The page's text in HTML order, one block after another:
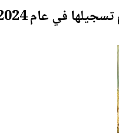
في عام 2024